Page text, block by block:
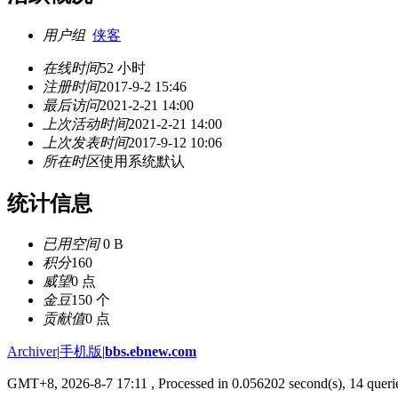
用户组 侠客
在线时间52 小时
注册时间2017-9-2 15:46
最后访问2021-2-21 14:00
上次活动时间2021-2-21 14:00
上次发表时间2017-9-12 10:06
所在时区使用系统默认
统计信息
已用空间0 B
积分160
威望0 点
金豆150 个
贡献值0 点
Archiver|手机版|bbs.ebnew.com
GMT+8, 2026-8-7 17:11 , Processed in 0.056202 second(s), 14